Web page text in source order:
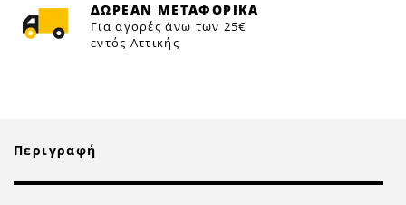
ΔΩΡΕΑΝ ΜΕΤΑΦΟΡΙΚΑ
Για αγορές άνω των 25€
εντός Αττικής
Περιγραφή